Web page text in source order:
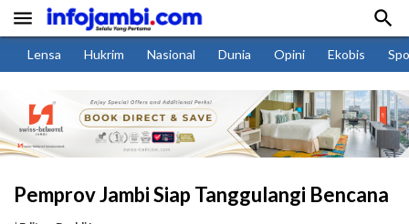
 
Lensa Hukrim Nasional Dunia Opini Ekobis
Pemprov Jambi Siap Tanggulangi Bencana